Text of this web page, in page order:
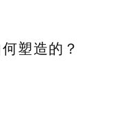
塑造的？